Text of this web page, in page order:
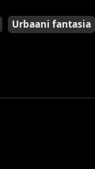
Urbaani fantasia